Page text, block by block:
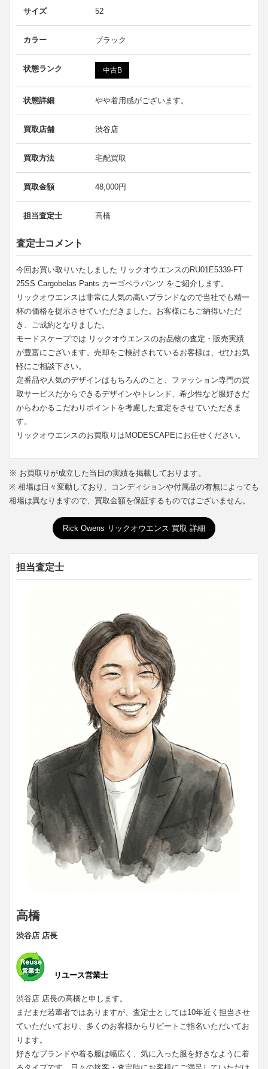
サイズ 52
カラー ブラック
状態ランク 中古B
状態詳細 やや着用感がございます。
買取店舗 渋谷店
買取方法 宅配買取
買取金額 48,000円
担当査定士 高橋
査定士コメント
今回お買い取りいたしました リックオウエンスのRU01E5339-FT
25SS Cargobelas Pants カーゴベラパンツ をご紹介します。
リックオウエンスは非常に人気の高いブランドなので当社でも精一
杯の価格を提示させていただきました。お客様にもご納得いただ
き、ご成約となりました。
モードスケープでは リックオウエンスのお品物の査定・販売実績
が豊富にございます。売却をご検討されているお客様は、ぜひお気
軽にご相談下さい。
定番品や人気のデザインはもちろんのこと、ファッション専門の買
取サービスだからできるデザインやトレンド、希少性など服好きだ
からわかるこだわりポイントを考慮した査定をさせていただきま
す。
リックオウエンスのお買取りはMODESCAPEにお任せください。
※ お買取りが成立した当日の実績を掲載しております。
※ 相場は日々変動しており、コンディションや付属品の有無によっても
相場は異なりますので、買取金額を保証するものではございません。
Rick Owens リックオウエンス 買取 詳細
担当査定士
高橋
渋谷店 店長
リユース営業士
渋谷店 店長の高橋と申します。
まだまだ若輩者ではありますが、査定士としては10年近く担当させ
ていただいており、多くのお客様からリピートご指名いただいてお
ります。
好きなブランドや着る服は幅広く、気に入った服を好きなように着